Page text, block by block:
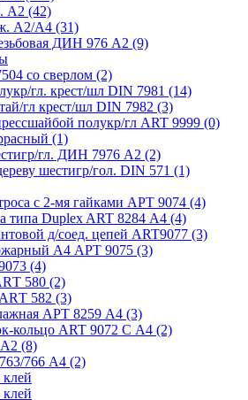
А2 (42)
А2/А4 (31)
ДИН 976 А2 (9)
со сверлом (2)
гл. крест/шл DIN 7981 (14)
гл крест/шл DIN 7982 (3)
полукр/гл ART 9999 (0)
(1)
гл. ДИН 7976 А2 (2)
шестигр/гол. DIN 571 (1)
с 2-мя гайками АРТ 9074 (4)
типа Duplex ART 8284 А4 (4)
д/соед. цепей ART9077 (3)
А4 АРТ 9075 (3)
(4)
580 (2)
582 (3)
АРТ 8259 А4 (3)
кольцо ART 9072 С A4 (2)
(8)
766 А4 (2)